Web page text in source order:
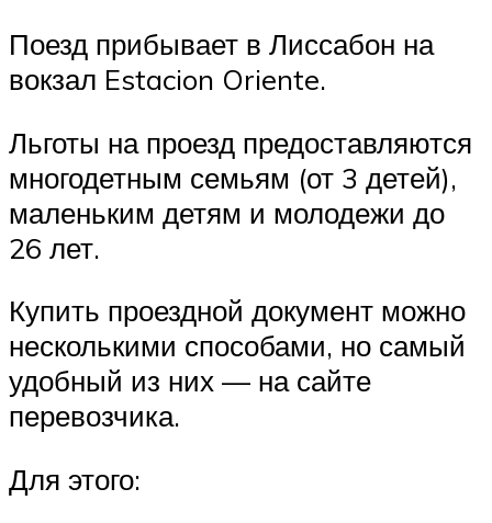
Поезд прибывает в Лиссабон на
вокзал Estacion Oriente.
Льготы на проезд предоставляются
многодетным семьям (от 3 детей),
маленьким детям и молодежи до
26 лет.
Купить проездной документ можно
несколькими способами, но самый
удобный из них — на сайте
перевозчика.
Для этого: